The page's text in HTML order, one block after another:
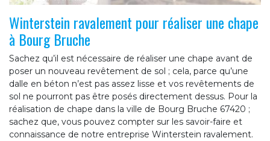
Winterstein ravalement pour réaliser une chape
à Bourg Bruche
Sachez qu’il est nécessaire de réaliser une chape avant de
poser un nouveau revêtement de sol ; cela, parce qu’une
dalle en béton n’est pas assez lisse et vos revêtements de
sol ne pourront pas être posés directement dessus. Pour la
réalisation de chape dans la ville de Bourg Bruche 67420 ;
sachez que, vous pouvez compter sur les savoir-faire et
connaissance de notre entreprise Winterstein ravalement.